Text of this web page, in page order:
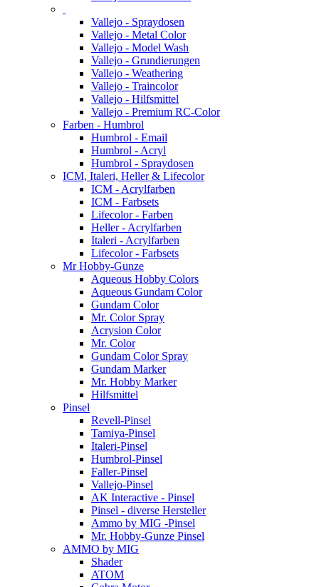
Vallejo - Spraydosen
Vallejo - Metal Color
Vallejo - Model Wash
Vallejo - Grundierungen
Vallejo - Weathering
Vallejo - Traincolor
Vallejo - Hilfsmittel
Vallejo - Premium RC-Color
Farben - Humbrol
Humbrol - Email
Humbrol - Acryl
Humbrol - Spraydosen
ICM, Italeri, Heller & Lifecolor
ICM - Acrylfarben
ICM - Farbsets
Lifecolor - Farben
Heller - Acrylfarben
Italeri - Acrylfarben
Lifecolor - Farbsets
Mr Hobby-Gunze
Aqueous Hobby Colors
Aqueous Gundam Color
Gundam Color
Mr. Color Spray
Acrysion Color
Mr. Color
Gundam Color Spray
Gundam Marker
Mr. Hobby Marker
Hilfsmittel
Pinsel
Revell-Pinsel
Tamiya-Pinsel
Italeri-Pinsel
Humbrol-Pinsel
Faller-Pinsel
Vallejo-Pinsel
AK Interactive - Pinsel
Pinsel - diverse Hersteller
Ammo by MIG -Pinsel
Mr. Hobby-Gunze Pinsel
AMMO by MIG
Shader
ATOM